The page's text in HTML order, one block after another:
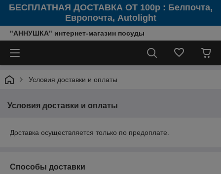
БЕСПЛАТНАЯ ДОСТАВКА ОТ 100р : Белпочта,
Европочта, Autolight
"АННУШКА" интернет-магазин посуды
Условия доставки и оплаты
Условия доставки и оплаты
Доставка осуществляется только по предоплате.
Способы доставки